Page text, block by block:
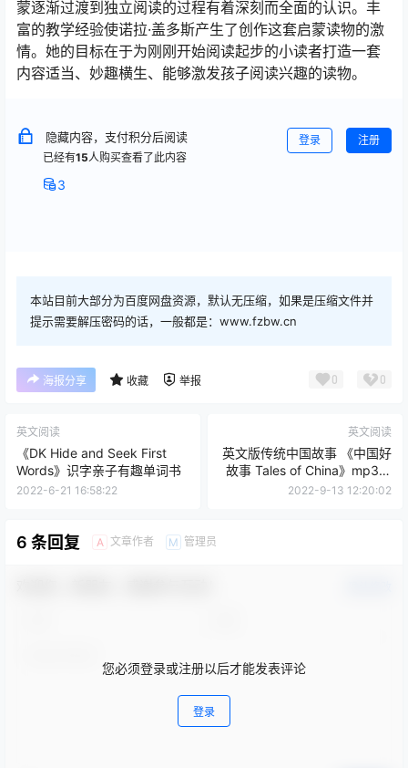
蒙逐渐过渡到独立阅读的过程有着深刻而全面的认识。丰
富的教学经验使诺拉·盖多斯产生了创作这套启蒙读物的激
情。她的目标在于为刚刚开始阅读起步的小读者打造一套
内容适当、妙趣横生、能够激发孩子阅读兴趣的读物。
隐藏内容，支付积分后阅读
已经有15人购买查看了此内容
3
登录 注册
本站目前大部分为百度网盘资源，默认无压缩，如果是压缩文件并
提示需要解压密码的话，一般都是：www.fzbw.cn
海报分享 收藏 举报 0 0
英文阅读
《DK Hide and Seek First
Words》识字亲子有趣单词书
2022-6-21 16:58:22
英文阅读
英文版传统中国故事 《中国好
故事 Tales of China》mp3音
频
2022-9-13 12:20:02
6 条回复 A 文章作者 M 管理员
您必须登录或注册以后才能发表评论
登录